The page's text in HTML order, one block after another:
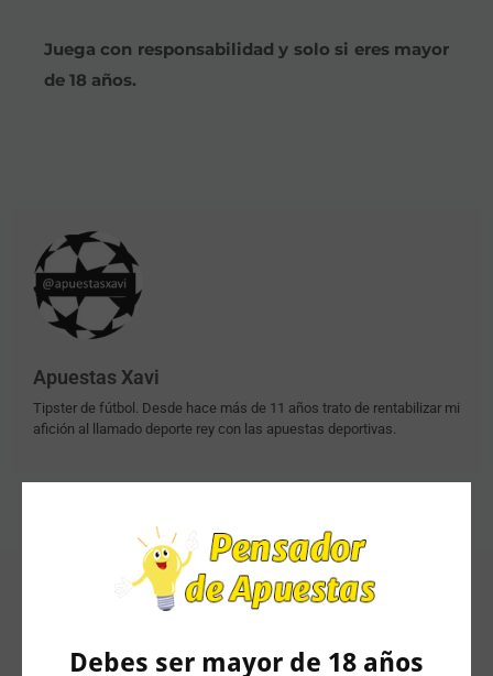
Debes ser mayor de 18 años
Juega con responsabilidad y solo si eres mayor
de 18 años.
Apuestas Xavi
Tipster de fútbol. Desde hace más de 11 años trato de rentabilizar mi
afición al llamado deporte rey con las apuestas deportivas.
Artículos Relacionados